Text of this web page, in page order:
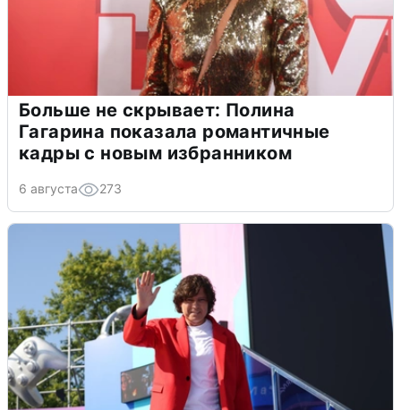
Больше не скрывает: Полина
Гагарина показала романтичные
кадры с новым избранником
6 августа 273